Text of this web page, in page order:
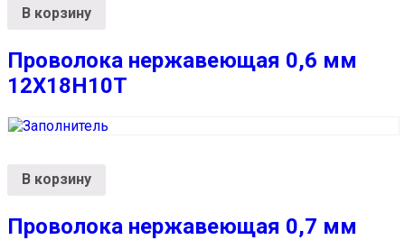
В корзину
Проволока нержавеющая 0,6 мм
12Х18Н10Т
В корзину
Проволока нержавеющая 0,7 мм